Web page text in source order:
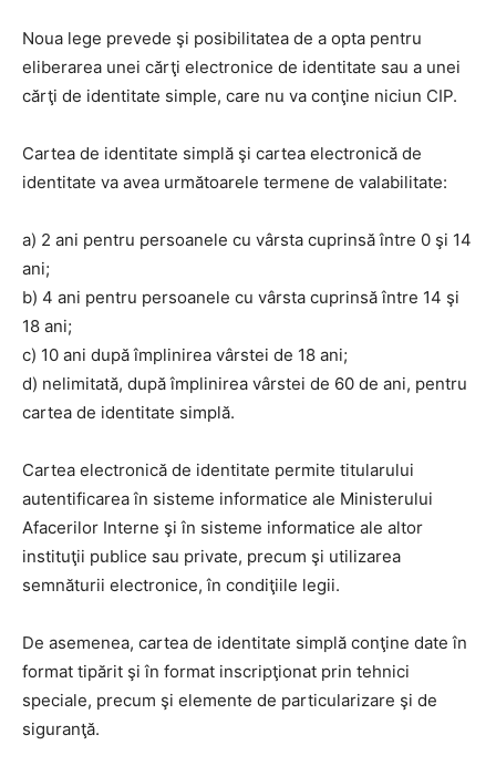
Noua lege prevede şi posibilitatea de a opta pentru
eliberarea unei cărţi electronice de identitate sau a unei
cărţi de identitate simple, care nu va conţine niciun CIP.
Cartea de identitate simplă şi cartea electronică de
identitate va avea următoarele termene de valabilitate:
a) 2 ani pentru persoanele cu vârsta cuprinsă între 0 şi 14
ani;
b) 4 ani pentru persoanele cu vârsta cuprinsă între 14 şi
18 ani;
c) 10 ani după împlinirea vârstei de 18 ani;
d) nelimitată, după împlinirea vârstei de 60 de ani, pentru
cartea de identitate simplă.
Cartea electronică de identitate permite titularului
autentificarea în sisteme informatice ale Ministerului
Afacerilor Interne şi în sisteme informatice ale altor
instituţii publice sau private, precum şi utilizarea
semnăturii electronice, în condiţiile legii.
De asemenea, cartea de identitate simplă conţine date în
format tipărit şi în format inscripţionat prin tehnici
speciale, precum şi elemente de particularizare şi de
siguranţă.